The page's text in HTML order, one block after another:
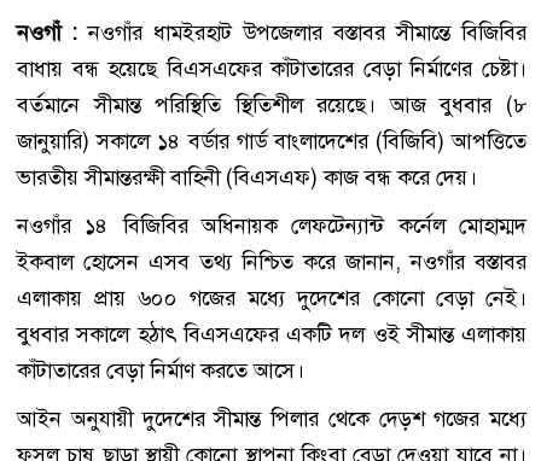
নওগাঁ : নওগাঁর ধামইরহাট উপজেলার বস্তাবর সীমান্তে বিজিবির
বাধায় বন্ধ হয়েছে বিএসএফের কাঁটাতারের বেড়া নির্মাণের চেষ্টা।
বর্তমানে সীমান্ত পরিস্থিতি স্থিতিশীল রয়েছে। আজ বুধবার (৮
জানুয়ারি) সকালে ১৪ বর্ডার গার্ড বাংলাদেশের (বিজিবি) আপত্তিতে
ভারতীয় সীমান্তরক্ষী বাহিনী (বিএসএফ) কাজ বন্ধ করে দেয়।
নওগাঁর ১৪ বিজিবির অধিনায়ক লেফটেন্যান্ট কর্নেল মোহাম্মদ
ইকবাল হোসেন এসব তথ্য নিশ্চিত করে জানান, নওগাঁর বস্তাবর
এলাকায় প্রায় ৬০০ গজের মধ্যে দুদেশের কোনো বেড়া নেই।
বুধবার সকালে হঠাৎ বিএসএফের একটি দল ওই সীমান্ত এলাকায়
কাঁটাতারের বেড়া নির্মাণ করতে আসে।
আইন অনুযায়ী দুদেশের সীমান্ত পিলার থেকে দেড়শ গজের মধ্যে
ফসল চাষ ছাড়া স্থায়ী কোনো স্থাপনা কিংবা বেড়া দেওয়া যাবে না।